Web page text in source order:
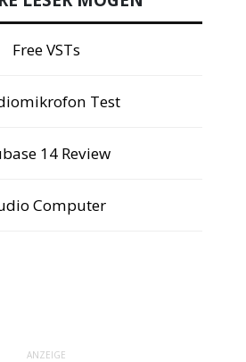
Free VSTs
Test
14 Review
Computer
ANZEIGE